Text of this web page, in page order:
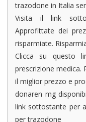
trazodone in Italia
Visita il link
Approfittate dei
risparmiate.
Clicca su questo
prescrizione medica.
il miglior prezzo e
donaren mg
link sottostante per
per trazodone